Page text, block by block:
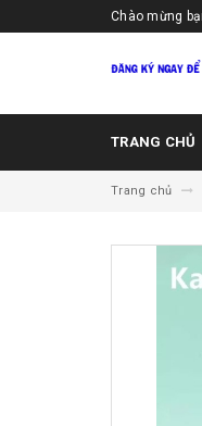
Chào mừng
TRANG CHỦ
Trang chủ